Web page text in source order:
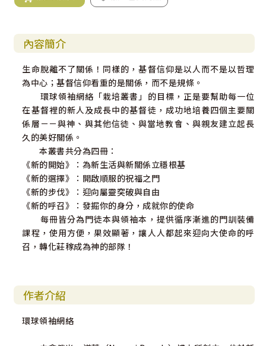
內容簡介
生命脫離不了關係！同樣的，基督信仰是以人而不是以哲理
為中心；基督信仰看重的是關係，而不是規條。
環球領袖網絡「栽培叢書」的目標，正是要幫助每一位
在基督裡的新人及成長中的基督徒，成功地培養四個主要關
係層－－與神、與其他信徒、與當地教會、與親友建立起長
久的美好關係。
本叢書共分為四冊：
《新的開始》：為新生活與新關係立穩根基
《新的選擇》：開啟順服的祝福之門
《新的步伐》：迎向屬靈突破與自由
《新的呼召》：發掘你的身分，成就你的使命
每冊皆分為門徒本與領袖本，提供循序漸進的門訓裝備
課程，使用方便，果效顯著，讓人人都起來迎向大使命的呼
召，轉化莊稼成為神的部隊！
作者介紹
環球領袖網絡